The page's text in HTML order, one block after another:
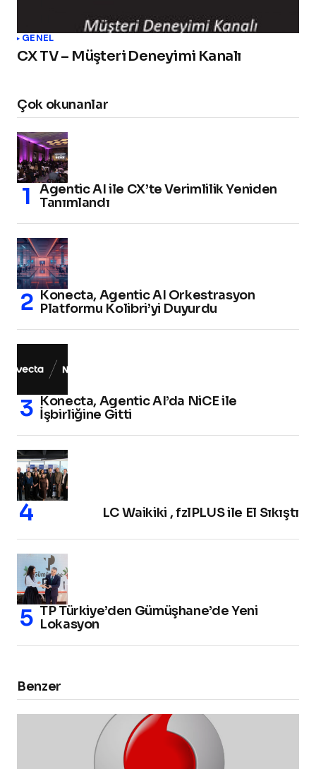
GENEL
CX TV – Müşteri Deneyimi Kanalı
Çok okunanlar
Agentic AI ile CX’te Verimlilik Yeniden
Tanımlandı
Konecta, Agentic AI Orkestrasyon
Platformu Kolibri’yi Duyurdu
Konecta, Agentic AI’da NiCE ile
İşbirliğine Gitti
LC Waikiki , fzlPLUS ile El Sıkıştı
TP Türkiye’den Gümüşhane’de Yeni
Lokasyon
Benzer